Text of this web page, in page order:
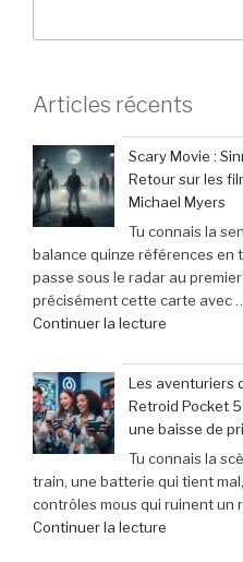
Articles récents
Scary Movie :
Retour sur les
Michael Myers
Tu connais la
balance quinze références en
passe sous le radar au
précisément cette carte avec
Continuer la lecture
Movie
:
Sinners
dévoile
toutes
ses
cibles
Les aventuriers
Retroid Pocket
une baisse de
Tu connais la
train, une batterie qui tient
contrôles mous qui ruinent
Continuer la lecture